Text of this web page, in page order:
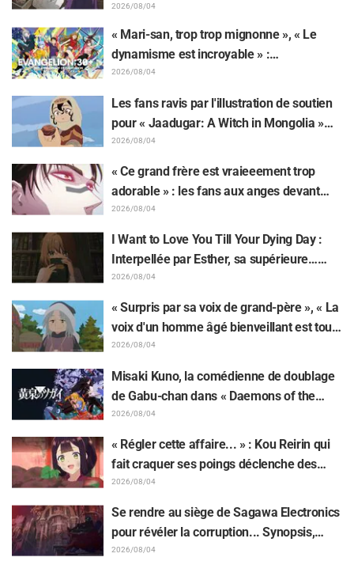
moqueries affectueuses face à la peluche
de Frieren piégée par un Mimique lors
d'une exposition de « Frieren »
2026/08/04
« Mari-san, trop trop mignonne », « Le
dynamisme est incroyable » :
retentissement suite au dévoilement d'un
superbe dessin de Hidenori Matsubara
représentant les trois filles de « Neon
Genesis Evangelion » en combinaison
2026/08/04
Les fans ravis par l'illustration de soutien
pour « Jaadugar: A Witch in Mongolia »
dessinée par l'auteur de « Yowamushi
Pedal » : « Voilà ce qui se passe quand la
personne avec le style le plus différent
2026/08/04
« Ce grand frère est vraieeement trop
adorable » : les fans aux anges devant
Choso se rapprochant de Yūji Itadori sur
l'illustration inédite de l'exposition de
l'anime « JUJUTSU KAISEN »
2026/08/04
I Want to Love You Till Your Dying Day :
Interpellée par Esther, sa supérieure…
Synopsis, visuels, bande-annonce WEB et
affiches de l'épisode 5 de l'anime dévoilés
2026/08/04
« Surpris par sa voix de grand-père », « La
voix d'un homme âgé bienveillant est tout
aussi superbe » : Akira Ishida en chef de
clan dans l'épisode 6 de l'anime «
Jaadugar: A Witch in Mongolia »
2026/08/04
Misaki Kuno, la comédienne de doublage
de Gabu-chan dans « Daemons of the
Shadow Realm » : « Je tremblais de tout
mon corps et je pleurais... » Elle révèle les
coulisses de son "interprétation magistrale
et habitée" dans l'épisode 17
2026/08/04
« Régler cette affaire... » : Kou Reirin qui
fait craquer ses poings déclenche des
réactions comme « Quelle tête de mule
(lol) » et « Regardez cette tête » / Épisode
4 de « Though I Am an Inept Villainess »
2026/08/04
Se rendre au siège de Sagawa Electronics
pour révéler la corruption... Synopsis,
captures d'écran et visuel de l'épisode 5
2026/08/04